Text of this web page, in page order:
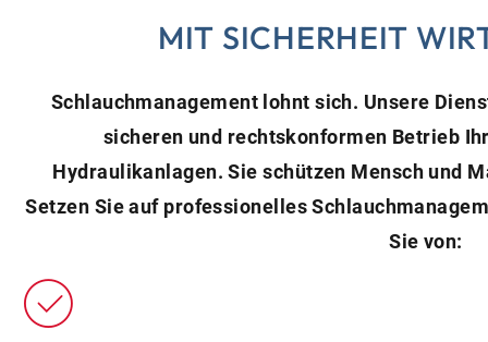
MIT SICHERHEIT
Schlauchmanagement lohnt sich. Unsere
sicheren und rechtskonformen Betrieb
Hydraulikanlagen. Sie schützen Mensch und
Setzen Sie auf professionelles
Sie von: